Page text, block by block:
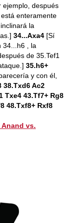
ejemplo, después
enteramente
la
34...Axa4 [Sí
34...h6 , la
de 35.Tef1
35.h6+
y con él,
38.Txd6 Ac2
Txe4 43.Tf7+ Rg8
48.Txf8+ Rxf8
vs.